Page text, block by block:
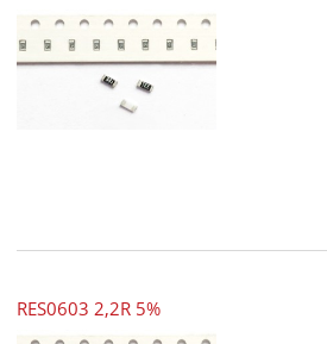
RES0603 2,2R 5%